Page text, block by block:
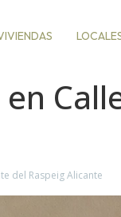
del Raspeig Alicante